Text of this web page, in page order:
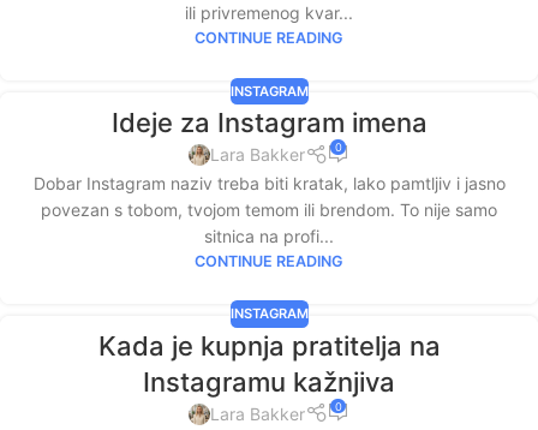
ili privremenog kvar...
CONTINUE READING
INSTAGRAM
Ideje za Instagram imena
Lara Bakker 0
Dobar Instagram naziv treba biti kratak, lako pamtljiv i jasno
povezan s tobom, tvojom temom ili brendom. To nije samo
sitnica na profi...
CONTINUE READING
INSTAGRAM
Kada je kupnja pratitelja na
Instagramu kažnjiva
Lara Bakker 0